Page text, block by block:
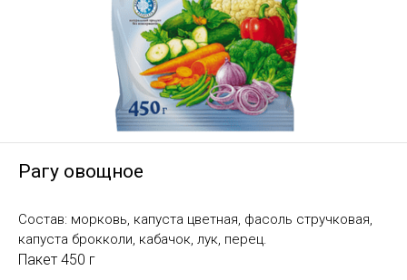
Рагу овощное
Состав: морковь, капуста цветная, фасоль стручковая,
капуста брокколи, кабачок, лук, перец.
Пакет 450 г